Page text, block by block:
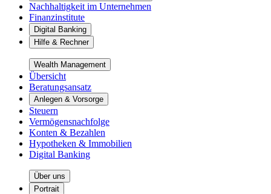
Nachhaltigkeit im Unternehmen
Finanzinstitute
Digital Banking
Hilfe & Rechner
Wealth Management
Übersicht
Beratungsansatz
Anlegen & Vorsorge
Steuern
Vermögensnachfolge
Konten & Bezahlen
Hypotheken & Immobilien
Digital Banking
Über uns
Portrait